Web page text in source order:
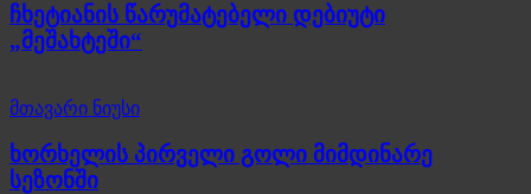
ჩხეტიანის წარუმატებელი დებიუტი
„მეშახტეში“
მთავარი ნიუსი
ხორხელის პირველი გოლი მიმდინარე
სეზონში